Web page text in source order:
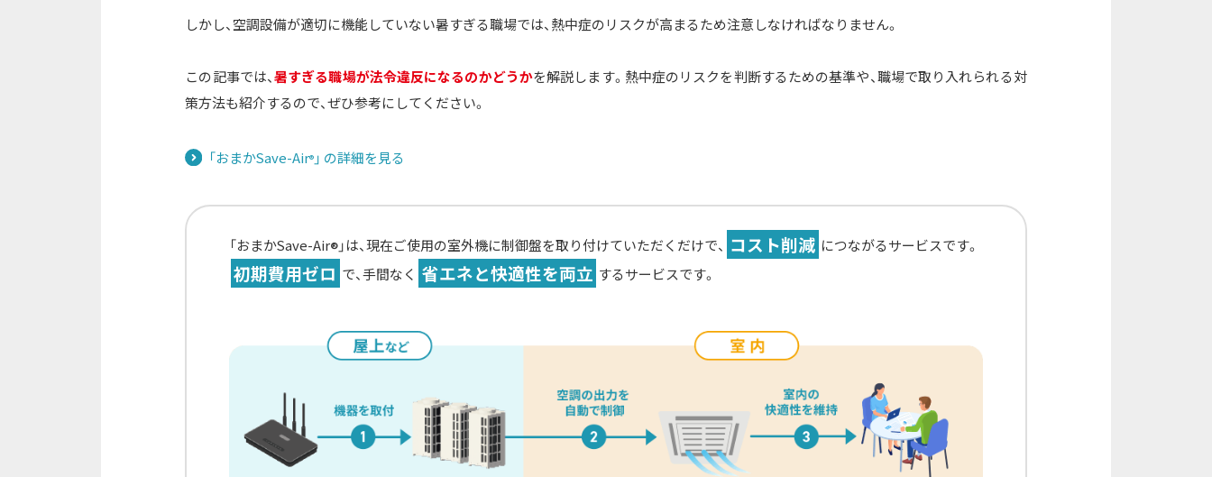
しかし、空調設備が適切に機能していない暑すぎる職場では、熱中症のリスクが高まるため注意しなければなりません。
この記事では、暑すぎる職場が法令違反になるのかどうかを解説します。熱中症のリスクを判断するための基準や、職場で取り入れられる対
策方法も紹介するので、ぜひ参考にしてください。
「おまかSave-Air®」 の詳細を見る
「おまかSave-Air®」は、現在ご使用の室外機に制御盤を取り付けていただくだけで、 コスト削減 につながるサービスです。
初期費用ゼロ で、手間なく 省エネと快適性を両立 するサービスです。